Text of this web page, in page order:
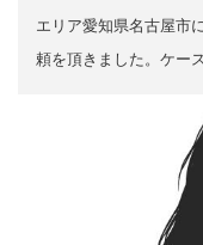
エリア愛知県名古屋市
頼を頂きました。ケー